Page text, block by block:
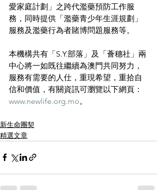
愛家庭計劃」之跨代濫藥預防工作服
務，同時提供「濫藥青少年生涯規劃」
服務及濫藥行為者賭博問題服務等。
本機構共有「S.Y.部落」及「薈穗社」兩
中心將一如既往繼續為澳門共同努力，
服務有需要的人仕，重現希望，重拾自
信和價值，有關資訊可瀏覽以下網頁：
www.newlife.org.mo。
新生命團契
精選文章